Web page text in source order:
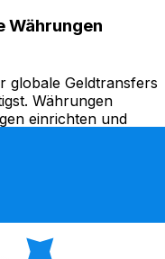
Währungen
globale Geldtransfers
Währungen
einrichten und